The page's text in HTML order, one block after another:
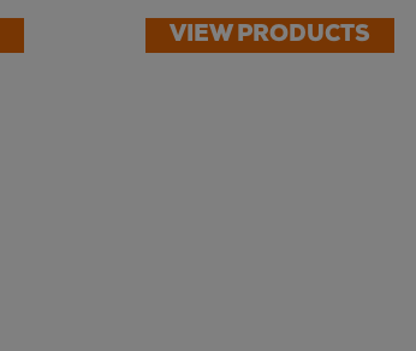
VIEW PRODUCTS